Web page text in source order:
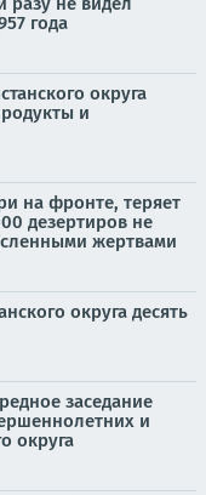
года
округа
и
на фронте, теряет
дезертиров не
жертвами
округа десять
заседание
и
округа